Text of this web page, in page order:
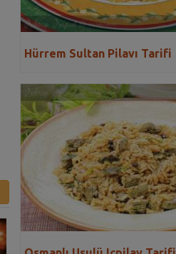
Hürrem Sultan Pilavı Tarifi